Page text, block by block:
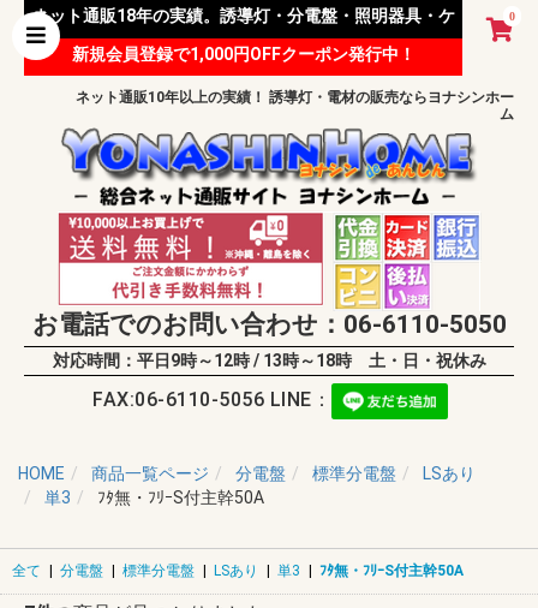
0
ネット通販18年の実績。誘導灯・分電盤・照明器具・ケ
ーブル等 様々な資材を取り扱っています。
新規会員登録で1,000円OFFクーポン発行中！
ネット通販10年以上の実績！ 誘導灯・電材の販売ならヨナシンホー
ム
お電話でのお問い合わせ：06-6110-5050
対応時間：平日9時～12時 / 13時～18時 土・日・祝休み
FAX:06-6110-5056 LINE：
HOME 商品一覧ページ 分電盤 標準分電盤
LSあり
単3
ﾌﾀ無・ﾌﾘｰS付主幹50A
全て | 分電盤 | 標準分電盤 | LSあり | 単3 | ﾌﾀ無・ﾌﾘｰS付主幹50A